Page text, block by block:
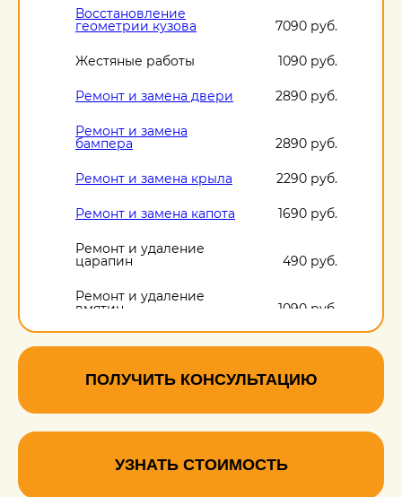
Восстановление
геометрии кузова 7090 руб.
Жестяные работы 1090 руб.
Ремонт и замена двери 2890 руб.
Ремонт и замена
бампера 2890 руб.
Ремонт и замена крыла 2290 руб.
Ремонт и замена капота 1690 руб.
Ремонт и удаление
царапин 490 руб.
Ремонт и удаление
вмятин 1090 руб.
Ремонт и удаление
ПОЛУЧИТЬ КОНСУЛЬТАЦИЮ
УЗНАТЬ СТОИМОСТЬ